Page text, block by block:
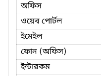
অফিস
ওয়েব পোর্টল
ইমেইল
ফোন (অফিস)
ইন্টারকম